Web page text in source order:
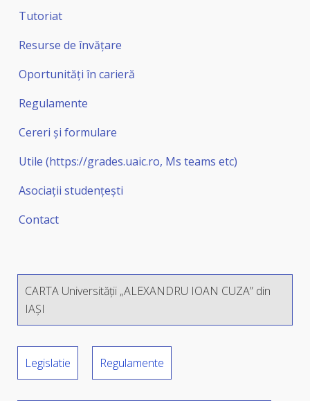
Tutoriat
Resurse de învățare
Oportunităţi în carieră
Regulamente
Cereri şi formulare
Utile (https://grades.uaic.ro, Ms teams etc)
Asociaţii studenţeşti
Contact
CARTA Universității „ALEXANDRU IOAN CUZA” din
IAŞI
Legislatie Regulamente